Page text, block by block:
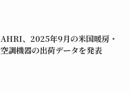
AHRI、2025年9月の米国暖房・
空調機器の出荷データを発表